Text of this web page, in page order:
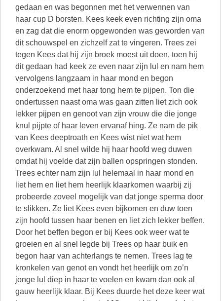
gedaan en was begonnen met het verwennen van
haar cup D borsten. Kees keek even richting zijn oma
en zag dat die enorm opgewonden was geworden van
dit schouwspel en zichzelf zat te vingeren. Trees zei
tegen Kees dat hij zijn broek moest uit doen, toen hij
dit gedaan had keek ze even naar zijn lul en nam hem
vervolgens langzaam in haar mond en begon
onderzoekend met haar tong hem te pijpen. Ton die
ondertussen naast oma was gaan zitten liet zich ook
lekker pijpen en genoot van zijn vrouw die die jonge
knul pijpte of haar leven ervanaf hing. Ze nam de pik
van Kees deeptroath en Kees wist niet wat hem
overkwam. Al snel wilde hij haar hoofd weg duwen
omdat hij voelde dat zijn ballen opspringen stonden.
Trees echter nam zijn lul helemaal in haar mond en
liet hem en liet hem heerlijk klaarkomen waarbij zij
probeerde zoveel mogelijk van dat jonge sperma door
te slikken. Ze liet Kees even bijkomen en duw toen
zijn hoofd tussen haar benen en liet zich lekker beffen.
Door het beffen begon er bij Kees ook weer wat te
groeien en al snel legde bij Trees op haar buik en
begon haar van achterlangs te nemen. Trees lag te
kronkelen van genot en vondt het heerlijk om zo’n
jonge lul diep in haar te voelen en kwam dan ook al
gauw heerlijk klaar. Bij Kees duurde het deze keer wat